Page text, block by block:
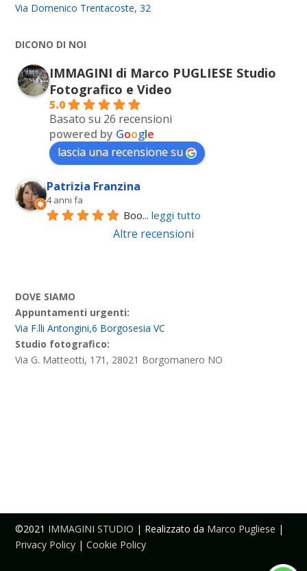
Via Domenico Trentacoste, 32
DICONO DI NOI
IMMAGINI di Marco PUGLIESE Studio
Fotografico e Video
5.0
Basato su 26 recensioni
powered by Google
lascia una recensione su
Patrizia Franzina
4 anni fa
Boo... leggi tutto
Altre recensioni
DOVE SIAMO
Appuntamenti urgenti:
Via F.lli Antongini,6 Borgosesia VC
Studio fotografico:
Via G. Matteotti, 171, 28021 Borgomanero NO
©2021 IMMAGINI STUDIO | Realizzato da Marco Pugliese |
Privacy Policy |Cookie Policy